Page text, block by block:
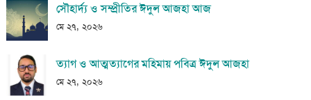
সৌহার্দ্য ও সম্প্রীতির ঈদুল আজহা আজ
মে ২৭, ২০২৬
ত্যাগ ও আত্মত্যাগের মহিমায় পবিত্র ঈদুল আজহা
মে ২৭, ২০২৬